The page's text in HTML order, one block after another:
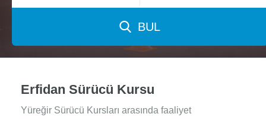
BUL
Erfidan Sürücü Kursu
Yüreğir Sürücü Kursları arasında faaliyet